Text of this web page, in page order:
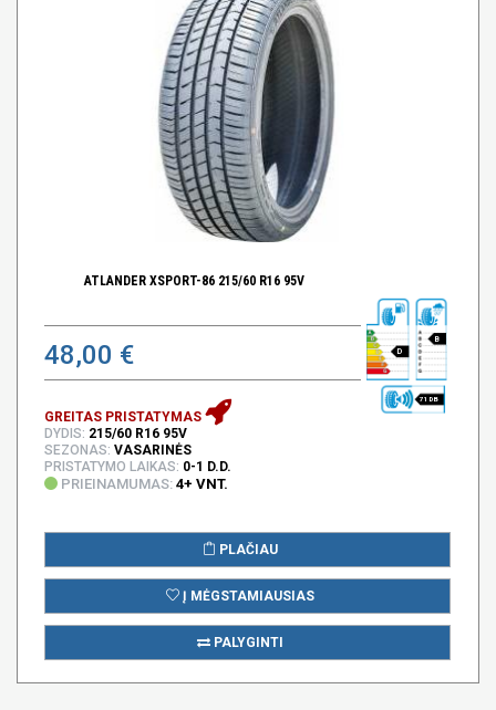
ATLANDER XSPORT-86 215/60 R16 95V
48,00 € D
B
71 DB
GREITAS PRISTATYMAS
DYDIS: 215/60 R16 95V
SEZONAS: VASARINĖS
PRISTATYMO LAIKAS: 0-1 D.D.
PRIEINAMUMAS: 4+ VNT.
PLAČIAU
Į MĖGSTAMIAUSIAS
PALYGINTI